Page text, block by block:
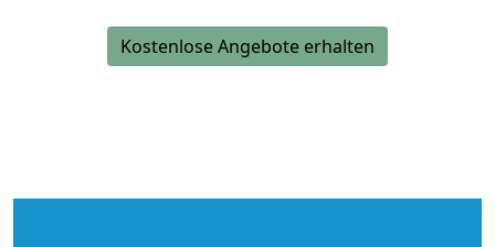
Kostenlose Angebote erhalten